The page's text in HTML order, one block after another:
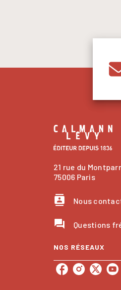
21 rue du
75006 Paris
contacts Nous
question_answer Questions
NOS RÉSEAUX